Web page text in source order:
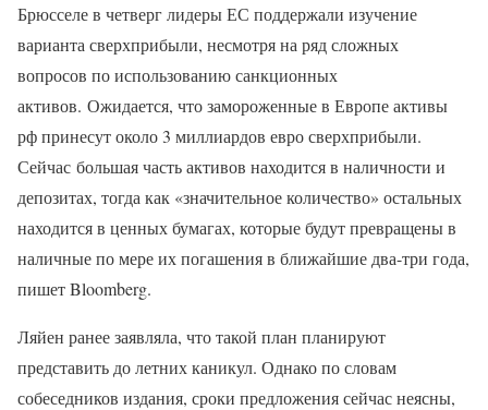
Брюсселе в четверг лидеры ЕС поддержали изучение
варианта сверхприбыли, несмотря на ряд сложных
вопросов по использованию санкционных
активов. Ожидается, что замороженные в Европе активы
рф принесут около 3 миллиардов евро сверхприбыли.
Сейчас большая часть активов находится в наличности и
депозитах, тогда как «значительное количество» остальных
находится в ценных бумагах, которые будут превращены в
наличные по мере их погашения в ближайшие два-три года,
пишет Bloomberg.
Ляйен ранее заявляла, что такой план планируют
представить до летних каникул. Однако по словам
собеседников издания, сроки предложения сейчас неясны,